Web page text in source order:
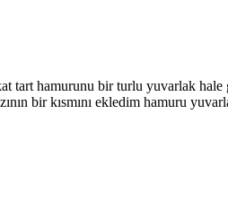
tart hamurunu bir turlu yuvarlak
bir kısmını ekledim hamuru